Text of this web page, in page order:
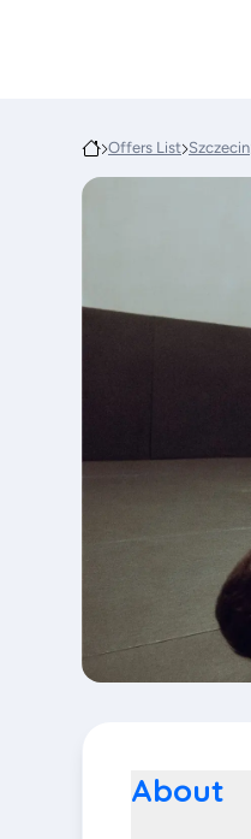
Offers List Szczecin
About